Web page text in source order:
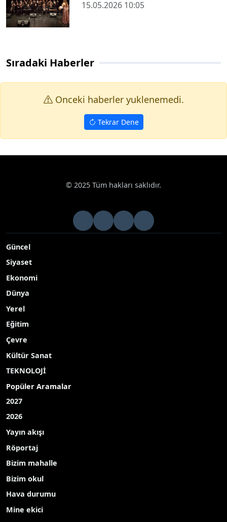
15.05.2026 10:05
Sıradaki Haberler
Onceki haberler yuklenemedi.
Tekrar Dene
© 2025 Tüm hakları saklıdır.
Güncel
Siyaset
Ekonomi
Dünya
Yerel
Eğitim
Çevre
Kültür Sanat
TEKNOLOJİ
Popüler Aramalar
2027
2026
Yayın akışı
Röportaj
Bizim mahalle
Bizim okul
Hava durumu
Mine ekici